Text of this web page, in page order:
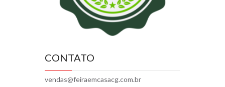
CONTATO
vendas@feiraemcasacg.com.br